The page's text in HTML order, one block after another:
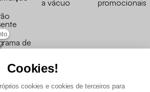
Cookies!
cookies e cookies de terceiros para
de
a vácuo
promocionais